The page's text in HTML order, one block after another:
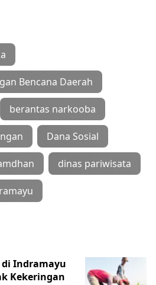
Bencana Daerah
berantas narkooba
Dana Sosial
dinas pariwisata
di Indramayu
Kekeringan